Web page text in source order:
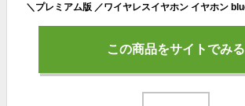
この商品をサイトでみる